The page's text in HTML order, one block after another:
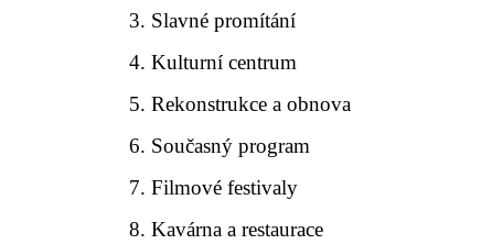
Slavné promítání
Kulturní centrum
Rekonstrukce a obnova
Současný program
Filmové festivaly
Kavárna a restaurace